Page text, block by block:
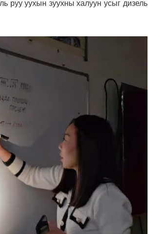
руу уухын зуухны халуун усыг дизель